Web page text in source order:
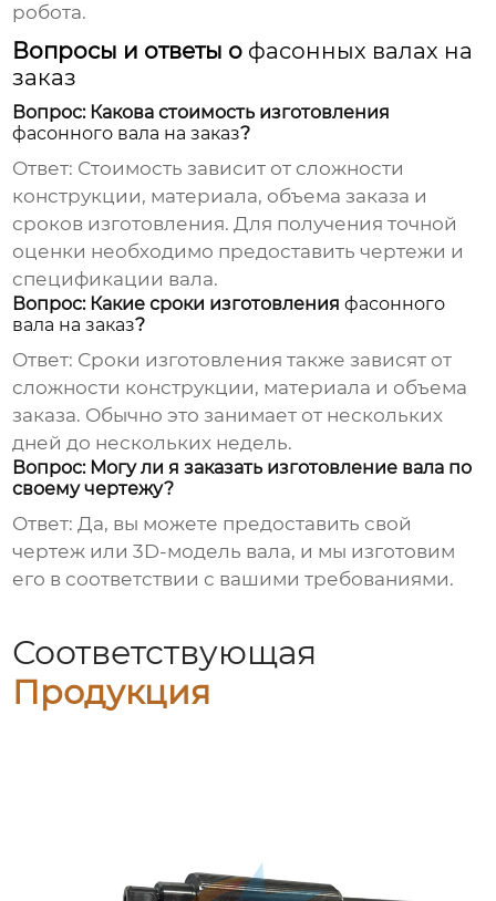
робота.
Вопросы и ответы о фасонных валах на
заказ
Вопрос: Какова стоимость изготовления
фасонного вала на заказ?
Ответ: Стоимость зависит от сложности
конструкции, материала, объема заказа и
сроков изготовления. Для получения точной
оценки необходимо предоставить чертежи и
спецификации вала.
Вопрос: Какие сроки изготовленияфасонного
вала на заказ?
Ответ: Сроки изготовления также зависят от
сложности конструкции, материала и объема
заказа. Обычно это занимает от нескольких
дней до нескольких недель.
Вопрос: Могу ли я заказать изготовление вала по
своему чертежу?
Ответ: Да, вы можете предоставить свой
чертеж или 3D-модель вала, и мы изготовим
его в соответствии с вашими требованиями.
Соответствующая
Продукция